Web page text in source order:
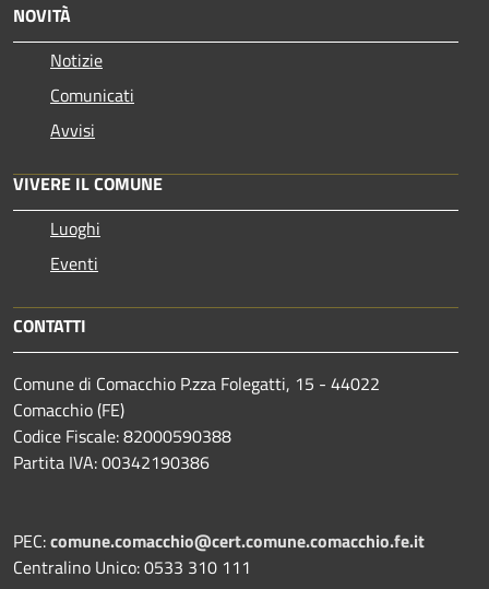
NOVITÀ
Notizie
Comunicati
Avvisi
VIVERE IL COMUNE
Luoghi
Eventi
CONTATTI
Comune di Comacchio P.zza Folegatti, 15 - 44022
Comacchio (FE)
Codice Fiscale: 82000590388
Partita IVA: 00342190386
PEC:comune.comacchio@cert.comune.comacchio.fe.it
Centralino Unico: 0533 310 111